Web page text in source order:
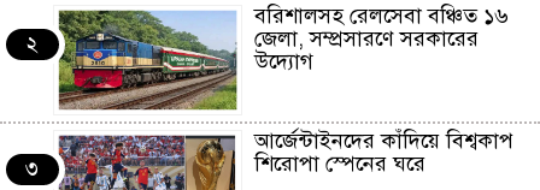
২
বরিশালসহ রেলসেবা বঞ্চিত ১৬
জেলা, সম্প্রসারণে সরকারের
উদ্যোগ
৩
আর্জেন্টাইনদের কাঁদিয়ে বিশ্বকাপ
শিরোপা স্পেনের ঘরে